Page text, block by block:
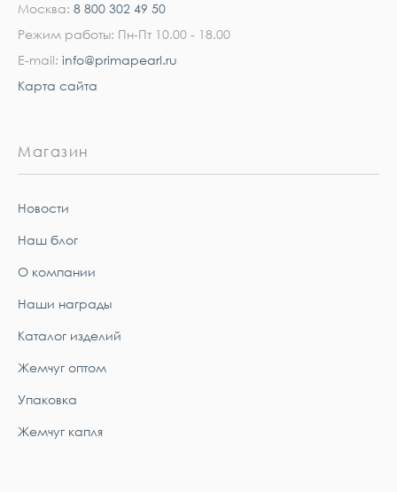
Москва: 8 800 302 49 50
Режим работы: Пн-Пт 10.00 - 18.00
E-mail: info@primapearl.ru
Карта сайта
Магазин
Новости
Наш блог
О компании
Наши награды
Каталог изделий
Жемчуг оптом
Упаковка
Жемчуг капля